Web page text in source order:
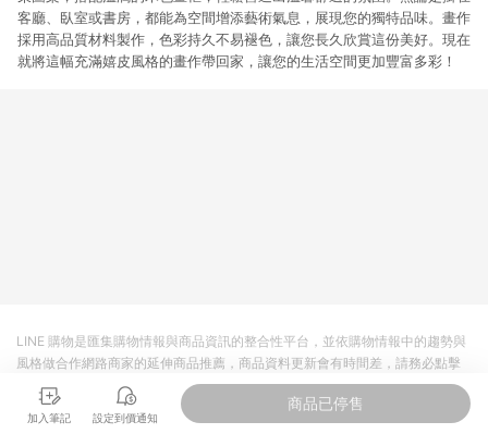
客廳、臥室或書房，都能為空間增添藝術氣息，展現您的獨特品味。畫作
採用高品質材料製作，色彩持久不易褪色，讓您長久欣賞這份美好。現在
就將這幅充滿嬉皮風格的畫作帶回家，讓您的生活空間更加豐富多彩！
加入筆記 設定到價通知
商品已停售
LINE 購物是匯集購物情報與商品資訊的整合性平台，並依購物情報中的趨勢與
風格做合作網路商家的延伸商品推薦，商品資料更新會有時間差，請務必點擊
商品至各合作網路商家，確認現售價與購物條件，一切資訊以合作廠商網頁為
準。